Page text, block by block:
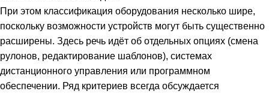
При этом классификация оборудования несколько шире,
поскольку возможности устройств могут быть существенно
расширены. Здесь речь идёт об отдельных опциях (смена
рулонов, редактирование шаблонов), системах
дистанционного управления или программном
обеспечении. Ряд критериев всегда обсуждается